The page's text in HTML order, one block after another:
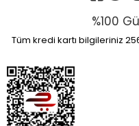
%100
Tüm kredi kartı bilgileriniz